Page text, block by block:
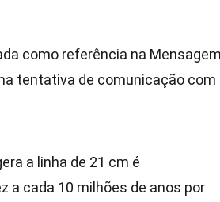
como referência na Mensagem
tentativa de comunicação com
a linha de 21 cm é
a cada 10 milhões de anos por